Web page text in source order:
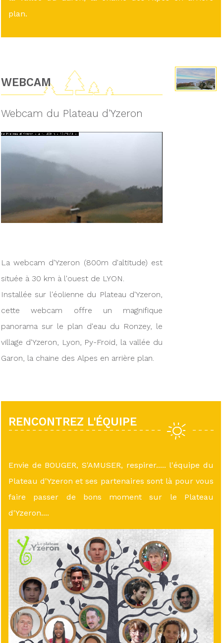
plan.
WEBCAM
Webcam du Plateau d'Yzeron
La webcam d'Yzeron (800m d'altitude) est
située à 30 km à l'ouest de LYON.
Installée sur l'éolienne du Plateau d'Yzeron,
cette webcam offre un magnifique
panorama sur le plan d'eau du Ronzey, le
village d'Yzeron, Lyon, Py-Froid, la vallée du
Garon, la chaine des Alpes en arrière plan.
RENCONTREZ L'ÉQUIPE
Envie de BOUGER, S'AMUSER, respirer..... l'équipe du
Plateau d'Yzeron et ses partenaires sont là pour vous
faire passer de bons moment sur le Plateau
d'Yzeron....